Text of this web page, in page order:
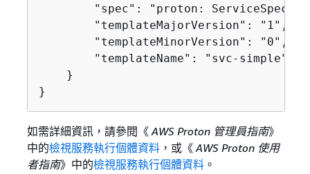
"spec": "proton:
        "templateMajorVersion": "1",
        "templateMinorVersion": "0",
        "templateName": "svc-simple"
    }
}
如需詳細資訊，請參閱《AWS Proton 管理員指南》
中的檢視服務執行個體資料，或《AWS Proton 使用
者指南》中的檢視服務執行個體資料。